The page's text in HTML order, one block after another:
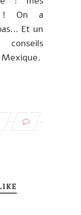
! On a
Et un